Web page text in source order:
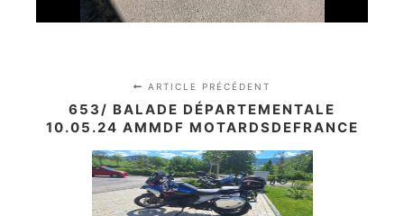
ARTICLE PRÉCÉDENT
653/ BALADE DÉPARTEMENTALE
10.05.24 AMMDF MOTARDSDEFRANCE